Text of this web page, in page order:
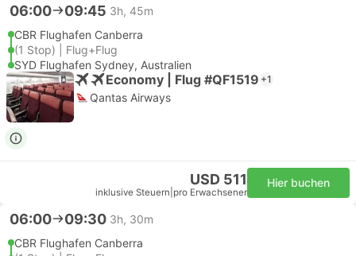
06:00 09:45 3h, 45m
CBR Flughafen Canberra
(1 Stop) | Flug+Flug
SYD Flughafen Sydney, Australien
Economy | Flug #QF1519 +1
Qantas Airways
USD 511
inklusive Steuern pro Erwachsener
Hier buchen
06:00 09:30 3h, 30m
CBR Flughafen Canberra